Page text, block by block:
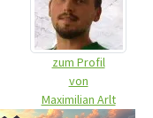
zum Profil
von
Maximilian Arlt